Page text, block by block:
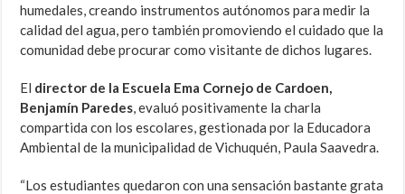
humedales, creando instrumentos autónomos para medir la
calidad del agua, pero también promoviendo el cuidado que la
comunidad debe procurar como visitante de dichos lugares.
El director de la Escuela Ema Cornejo de Cardoen,
Benjamín Paredes , evaluó positivamente la charla
compartida con los escolares, gestionada por la Educadora
Ambiental de la municipalidad de Vichuquén, Paula Saavedra.
“Los estudiantes quedaron con una sensación bastante grata